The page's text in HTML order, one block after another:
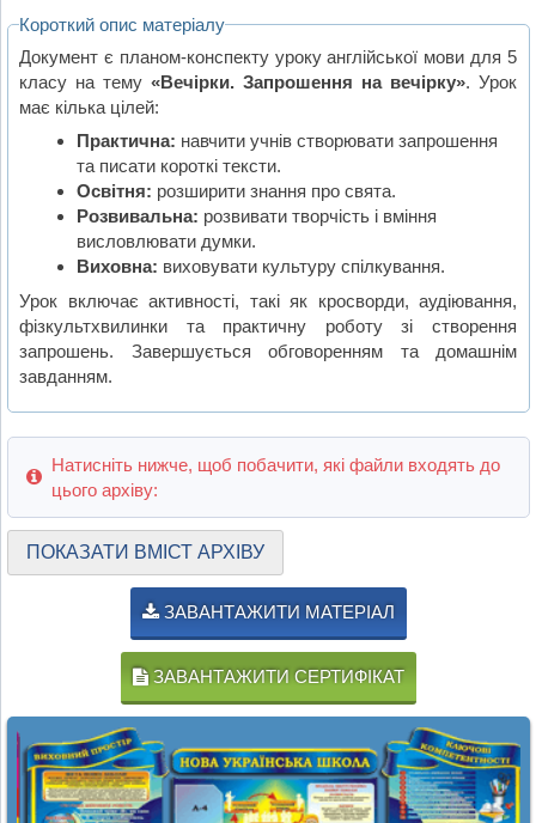
Короткий опис матеріалу
Документ є планом-конспекту уроку англійської мови для 5
класу на тему«Вечірки. Запрошення на вечірку». Урок
має кілька цілей:
Практична: навчити учнів створювати запрошення
та писати короткі тексти.
Освітня: розширити знання про свята.
Розвивальна: розвивати творчість і вміння
висловлювати думки.
Виховна: виховувати культуру спілкування.
Урок включає активності, такі як кросворди, аудіювання,
фізкультхвилинки та практичну роботу зі створення
запрошень. Завершується обговоренням та домашнім
завданням.
Натисніть нижче, щоб побачити, які файли входять до
цього архіву:
ПОКАЗАТИ ВМІСТ АРХІВУ
ЗАВАНТАЖИТИ МАТЕРІАЛ
ЗАВАНТАЖИТИ СЕРТИФІКАТ